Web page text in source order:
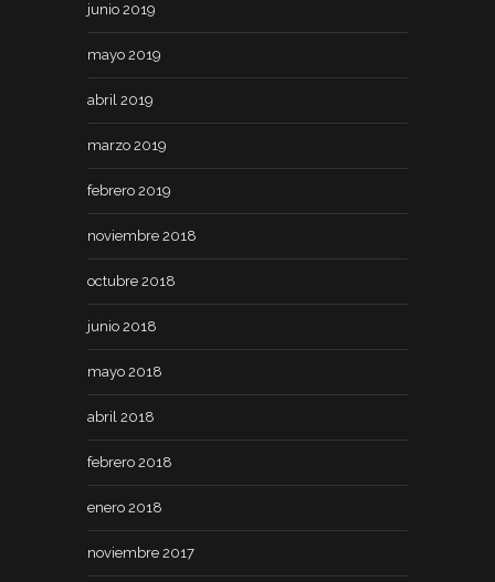
junio 2019
mayo 2019
abril 2019
marzo 2019
febrero 2019
noviembre 2018
octubre 2018
junio 2018
mayo 2018
abril 2018
febrero 2018
enero 2018
noviembre 2017